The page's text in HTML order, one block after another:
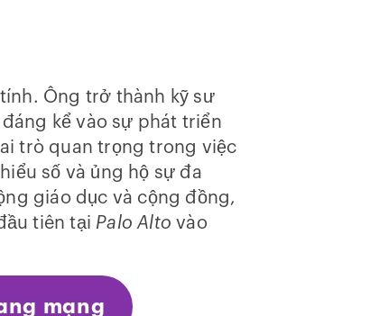
Ông trở thành kỹ sư
kể vào sự phát triển
trò quan trọng trong việc
số và ủng hộ sự đa
giáo dục và cộng đồng,
tiên tại Palo Alto vào
mạng